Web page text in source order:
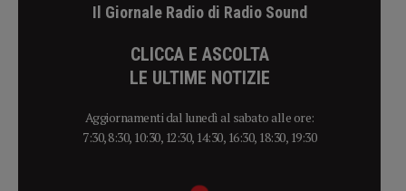
Il Giornale Radio di Radio Sound
CLICCA E ASCOLTA
LE ULTIME NOTIZIE
Aggiornamenti dal lunedì al sabato alle ore:
7:30, 8:30, 10:30, 12:30, 14:30, 16:30, 18:30, 19:30